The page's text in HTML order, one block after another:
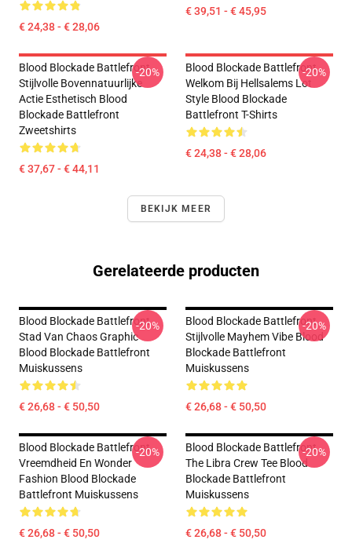
€ 24,38 - € 28,06
€ 39,51 - € 45,95
Blood Blockade Battlefront
Stijlvolle Bovennatuurlijke
Actie Esthetisch Blood
Blockade Battlefront
Zweetshirts
€ 37,67 - € 44,11
-20%
Blood Blockade Battlefront
Welkom Bij Hellsalems Lot
Style Blood Blockade
Battlefront T-Shirts
€ 24,38 - € 28,06
-20%
BEKIJK MEER
Gerelateerde producten
Blood Blockade Battlefront
Stad Van Chaos Graphic
Blood Blockade Battlefront
Muiskussens
€ 26,68 - € 50,50
-20%
Blood Blockade Battlefront
Stijlvolle Mayhem Vibe Blood
Blockade Battlefront
Muiskussens
€ 26,68 - € 50,50
-20%
Blood Blockade Battlefront
Vreemdheid En Wonder
Fashion Blood Blockade
Battlefront Muiskussens
€ 26,68 - € 50,50
-20%
Blood Blockade Battlefront
The Libra Crew Tee Blood
Blockade Battlefront
Muiskussens
€ 26,68 - € 50,50
-20%